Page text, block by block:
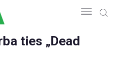
ties „Dead